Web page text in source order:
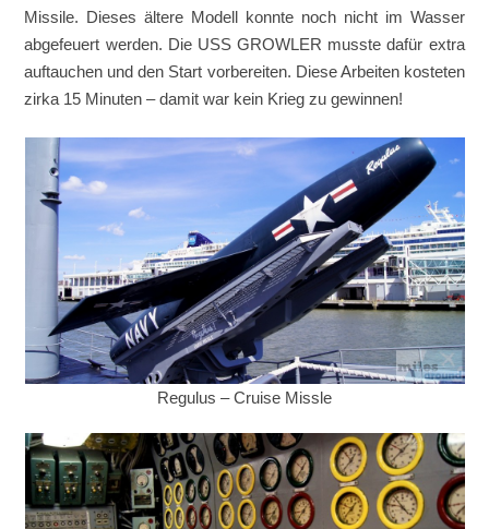
Missile. Dieses ältere Modell konnte noch nicht im Wasser
abgefeuert werden. Die USS GROWLER musste dafür extra
auftauchen und den Start vorbereiten. Diese Arbeiten kosteten
zirka 15 Minuten – damit war kein Krieg zu gewinnen!
Regulus – Cruise Missle